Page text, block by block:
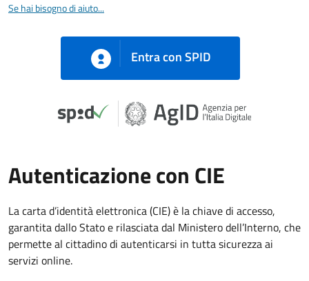
Se hai bisogno di aiuto...
Entra con SPID
Autenticazione con CIE
La carta d’identità elettronica (CIE) è la chiave di accesso,
garantita dallo Stato e rilasciata dal Ministero dell’Interno, che
permette al cittadino di autenticarsi in tutta sicurezza ai
servizi online.